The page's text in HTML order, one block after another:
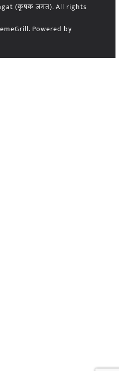
(कृषक जगत). All rights
Powered by